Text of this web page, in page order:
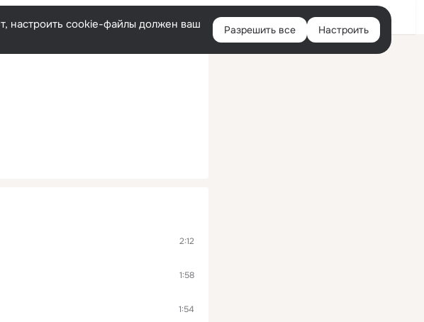
Войти
настроить cookie-файлы должен ваш
Разрешить все Настроить
2:12
1:58
1:54